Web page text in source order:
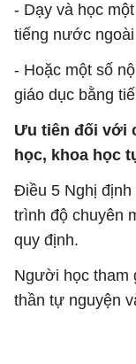
- Dạy và học
tiếng nước ngoài
- Hoặc một số
giáo dục bằng
Ưu tiên đối với
học, khoa học
Điều 5 Nghị
trình độ chuyên
quy định.
Người học tham
thần tự nguyện